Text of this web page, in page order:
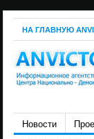
НА ГЛАВНУЮ
Новости